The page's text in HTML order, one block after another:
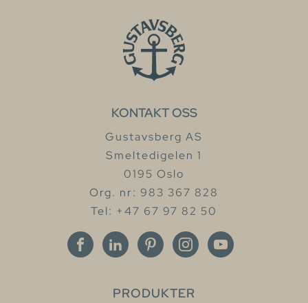
KONTAKT OSS
Gustavsberg AS
Smeltedigelen 1
0195 Oslo
Org. nr: 983 367 828
Tel: +47 67 97 82 50
PRODUKTER